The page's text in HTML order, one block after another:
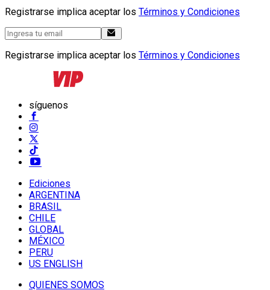
Registrarse implica aceptar los Términos y Condiciones
Registrarse implica aceptar los Términos y Condiciones
síguenos
Ediciones
ARGENTINA
BRASIL
CHILE
GLOBAL
MÉXICO
PERU
US ENGLISH
QUIENES SOMOS